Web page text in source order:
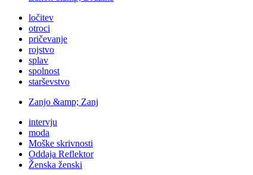
ločitev
otroci
pričevanje
rojstvo
splav
spolnost
starševstvo
Zanjo &amp; Zanj
intervju
moda
Moške skrivnosti
Oddaja Reflektor
Ženska ženski